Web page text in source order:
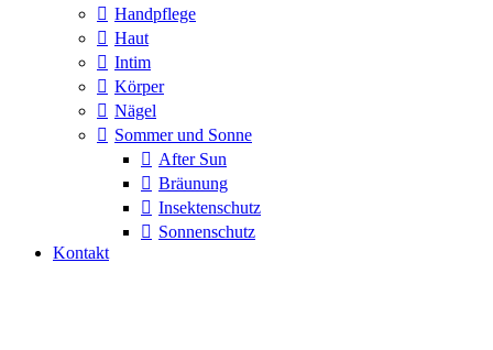
Handpflege
Haut
Intim
Körper
Nägel
Sommer und Sonne
After Sun
Bräunung
Insektenschutz
Sonnenschutz
Kontakt